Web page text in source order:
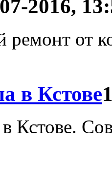
2016,
ремонт от
в Кстове
Кстове.